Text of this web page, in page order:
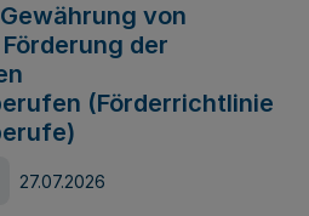
von
der
(Förderrichtlinie
27.07.2026